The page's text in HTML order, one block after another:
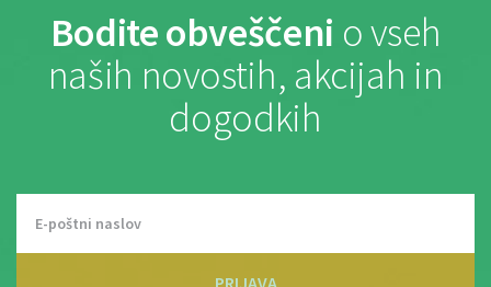
Bodite obveščeni o vseh
naših novostih, akcijah in
dogodkih
PRIJAVA